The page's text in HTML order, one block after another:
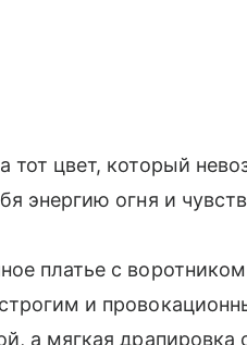
тот цвет, который
энергию огня и
платье с
и
а мягкая драпировка